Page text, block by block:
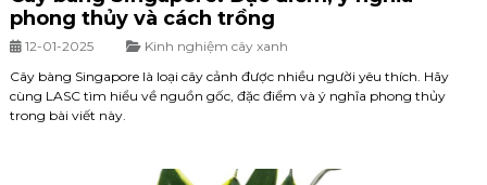
phong thủy và cách trồng
12-01-2025
Kinh nghiệm cây xanh
Cây bàng Singapore là loại cây cảnh được nhiều người yêu thích. Hãy
cùng LASC tìm hiểu về nguồn gốc, đặc điểm và ý nghĩa phong thủy
trong bài viết này.